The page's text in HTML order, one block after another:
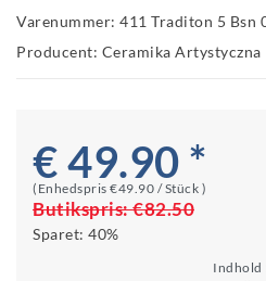
Varenummer: 411 Traditon 5 Bsn
Producent: Ceramika Artystyczna
€ 49.90 *
(Enhedspris €49.90 / Stück )
Butikspris:€82.50
Sparet: 40%
Indhold